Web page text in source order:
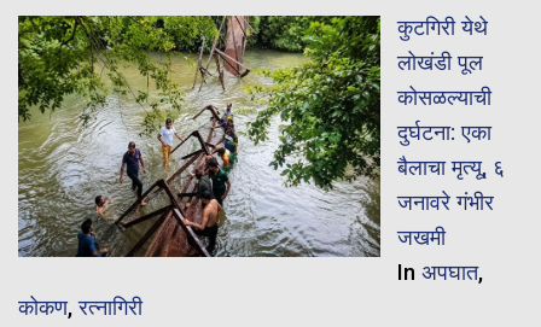
कुटगिरी येथे
लोखंडी पूल
कोसळल्याची
दुर्घटना: एका
बैलाचा मृत्यू, ६
जनावरे गंभीर
जखमी
In अपघात,
कोकण,रत्नागिरी